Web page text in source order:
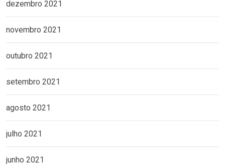
dezembro 2021
novembro 2021
outubro 2021
setembro 2021
agosto 2021
julho 2021
junho 2021